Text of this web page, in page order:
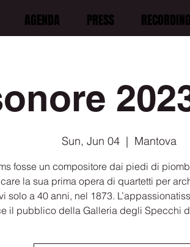
AGENDA PRESS
Sun, Jun 04
  |
Mantova
fosse un compositore dai piedi di
la sua prima opera di quartetti per
solo a 40 anni, nel 1873.
il pubblico della Galleria degli Specchi